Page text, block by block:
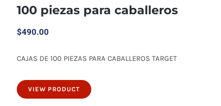
100 piezas para caballeros
100 piezas para caballeros
$490.00
CAJAS DE 100 PIEZAS PARA CABALLEROS TARGET
VIEW PRODUCT